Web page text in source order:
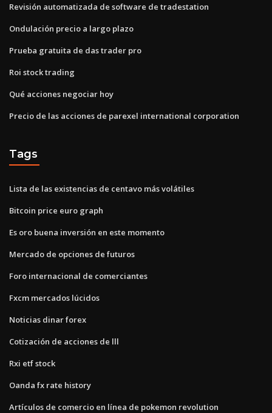
Revisión automatizada de software de tradestation
Ondulación precio a largo plazo
Prueba gratuita de das trader pro
Roi stock trading
Qué acciones negociar hoy
Precio de las acciones de parexel international corporation
Tags
Lista de las existencias de centavo más volátiles
Bitcoin price euro graph
Es oro buena inversión en este momento
Mercado de opciones de futuros
Foro internacional de comerciantes
Fxcm mercados lúcidos
Noticias dinar forex
Cotización de acciones de lll
Rxi etf stock
Oanda fx rate history
Artículos de comercio en línea de pokemon revolution